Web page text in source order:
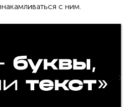
с ним.